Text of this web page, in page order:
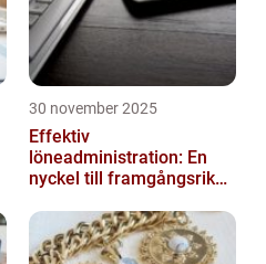
30 november 2025
Effektiv
löneadministration: En
nyckel till framgångsrika